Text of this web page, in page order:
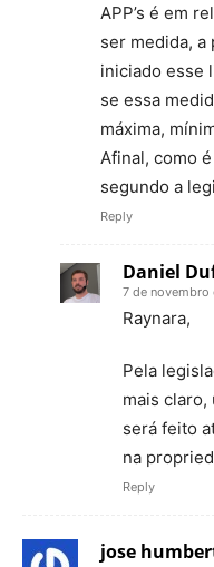
APP’s é em
ser medida,
iniciado esse
se essa
máxima,
Afinal, como
segundo a
Reply
Daniel
7 de novembro
Raynara,
Pela
mais claro,
será feito
na
Reply
jose